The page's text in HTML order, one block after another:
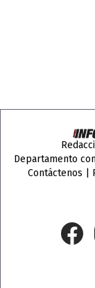
Departamento
Contáctenos